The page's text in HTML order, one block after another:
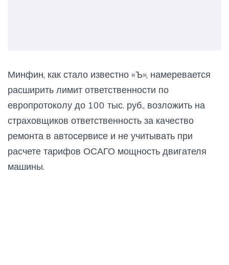
Минфин, как стало известно «Ъ», намеревается
расширить лимит ответственности по
европротоколу до 100 тыс. руб., возложить на
страховщиков ответственность за качество
ремонта в автосервисе и не учитывать при
расчете тарифов ОСАГО мощность двигателя
машины.